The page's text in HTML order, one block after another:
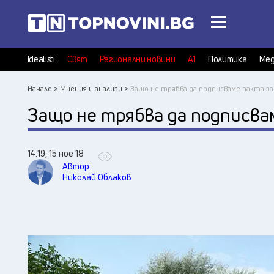
Idealisti Свят Регионални новини А1 Политика
Начало > Мнения и анализи > Защо не трябва да подписваме пакта
Защо не трябва да
14:19, 15 ное 18
Автор:
Николай Облаков